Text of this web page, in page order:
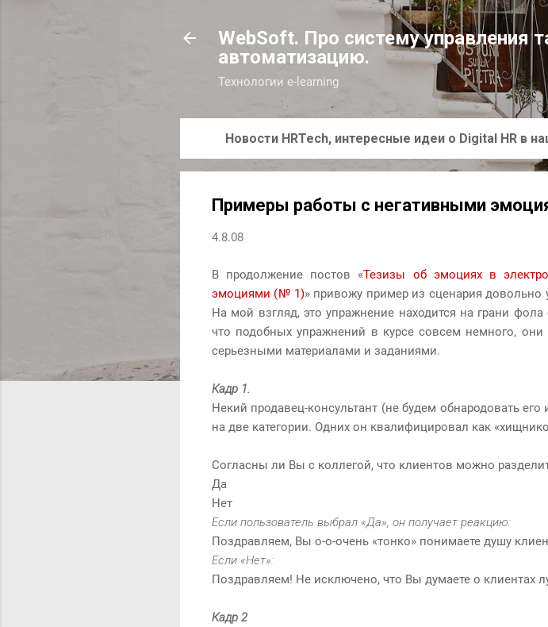
К основному
WebSoft. Про систему управления
автоматизацию.
Технологии e-learning
Новости HRTech, интересные идеи о Digital HR в
Примеры работы с негативными
4.8.08
В продолжение постов «Тезизы об эмоциях в
эмоциями (№ 1)» привожу пример из сценария
На мой взгляд, это упражнение находится на грани
что подобных упражнений в курсе совсем немного,
серьезными материалами и заданиями.
Кадр 1.
Некий продавец-консультант (не будем обнародовать
на две категории. Одних он квалифицировал как
Согласны ли Вы с коллегой, что клиентов можно
Да
Нет
Если пользователь выбрал «Да», он получает реакцию:
Поздравляем, Вы о-о-очень «тонко» понимаете душу
Если «Нет»:
Поздравляем! Не исключено, что Вы думаете о клиентах
Кадр 2